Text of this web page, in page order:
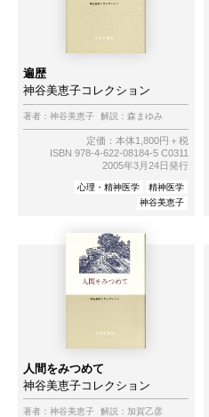
遍歴
神谷美恵子コレクション
著者： 神谷美恵子 解説： 森まゆみ
定価：本体1,800円＋税
ISBN 978-4-622-08184-5 C0311
2005年3月24日発行
心理・精神医学
精神医学
神谷美恵子
人間をみつめて
神谷美恵子コレクション
著者： 神谷美恵子 解説： 加賀乙彦